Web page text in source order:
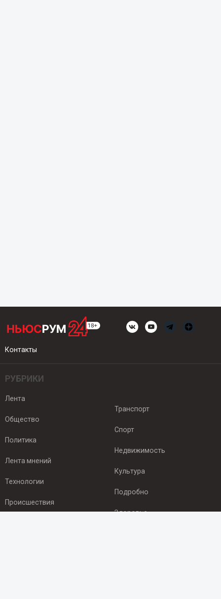
Контакты
РУБРИКИ
Лента
Общество
Политика
Лента мнений
Технологии
Происшествия
Транспорт
Спорт
Недвижимость
Культура
Подробно
Здоровье